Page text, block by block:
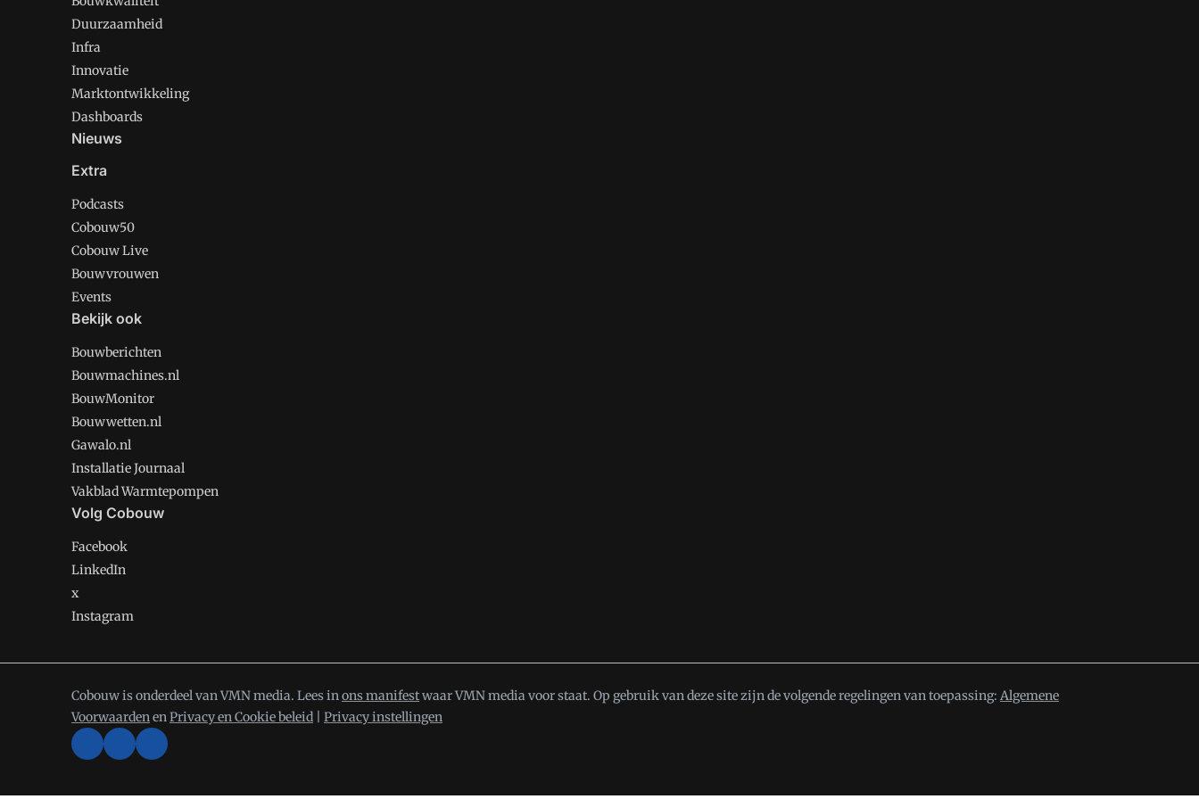
Duurzaamheid
Infra
Innovatie
Marktontwikkeling
Dashboards
Nieuws
Extra
Podcasts
Cobouw50
Cobouw Live
Bouwvrouwen
Events
Bekijk ook
Bouwberichten
Bouwmachines.nl
BouwMonitor
Bouwwetten.nl
Gawalo.nl
Installatie Journaal
Vakblad Warmtepompen
Volg Cobouw
Facebook
LinkedIn
x
Instagram
Cobouw is onderdeel van VMN media. Lees inons manifestwaar VMN media voor staat. Op gebruik van deze site zijn de volgende regelingen van toepassing: Algemene
VoorwaardenenPrivacy en Cookie beleid Privacy instellingen